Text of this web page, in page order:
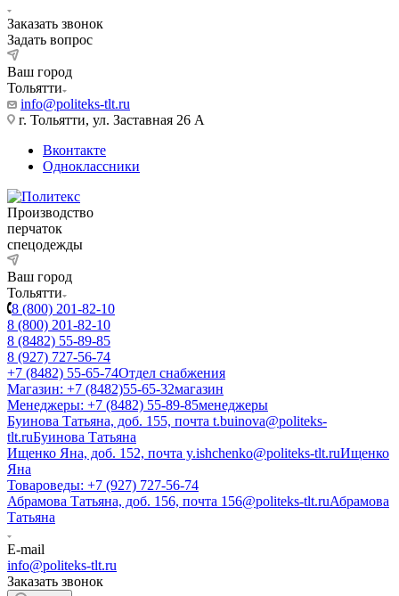
Заказать звонок
Задать вопрос
Ваш город
Тольятти
info@politeks-tlt.ru
г. Тольятти, ул. Заставная 26 А
Вконтакте
Одноклассники
Производство
перчаток
спецодежды
Ваш город
Тольятти
8 (800) 201-82-10
8 (800) 201-82-10
8 (8482) 55-89-85
8 (927) 727-56-74
+7 (8482) 55-65-74Отдел снабжения
Магазин: +7 (8482)55-65-32магазин
Менеджеры: +7 (8482) 55-89-85менеджеры
Буинова Татьяна, доб. 155, почта t.buinova@politeks-
tlt.ruБуинова Татьяна
Ищенко Яна, доб. 152, почта y.ishchenko@politeks-tlt.ruИщенко
Яна
Товароведы: +7 (927) 727-56-74
Абрамова Татьяна, доб. 156, почта 156@politeks-tlt.ruАбрамова
Татьяна
E-mail
info@politeks-tlt.ru
Заказать звонок